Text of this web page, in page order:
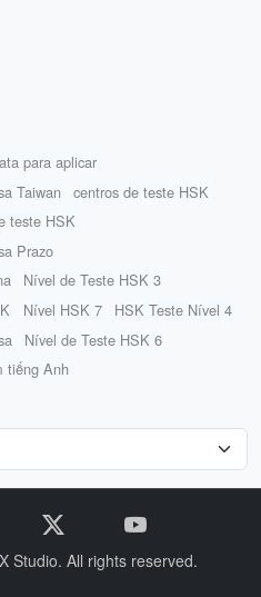
para aplicar
Taiwan
centros de teste HSK
teste HSK
Prazo
Nível de Teste HSK 3
Nível HSK 7
HSK Teste Nível 4
Nível de Teste HSK 6
tiếng Anh
Studio. All rights reserved.